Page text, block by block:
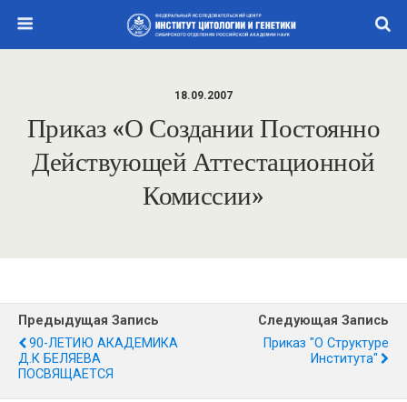
18.09.2007
Приказ «О Создании Постоянно
Действующей Аттестационной
Комиссии»
Предыдущая Запись
90-ЛЕТИЮ АКАДЕМИКА
Д.К БЕЛЯЕВА
ПОСВЯЩАЕТСЯ
Следующая Запись
Приказ "О Структуре
Института"